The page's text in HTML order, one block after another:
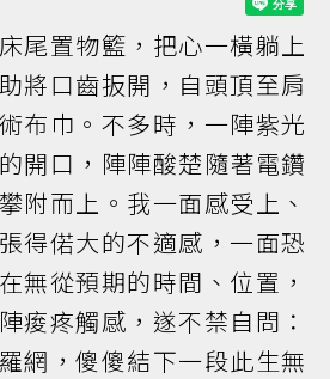
尾置物籃，把心一橫躺上
將口齒扳開，自頭頂至肩
布巾。不多時，一陣紫光
開口，陣陣酸楚隨著電鑽
附而上。我一面感受上、
得偌大的不適感，一面恐
無從預期的時間、位置，
痠疼觸感，遂不禁自問：
網，傻傻結下一段此生無